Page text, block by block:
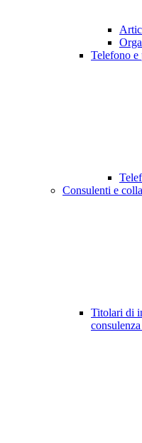
Telefono e
Consulenti e
Titolari di
consulenza